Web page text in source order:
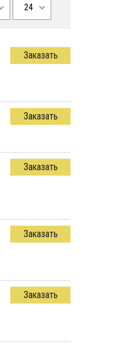
24
Заказать
Заказать
Заказать
Заказать
Заказать